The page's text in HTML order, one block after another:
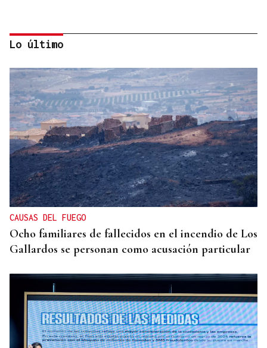
METÁSTASIS
El hijo de Joe Biden informa que el cáncer de su
padre “va más allá de los huesos”
Lo último
CAUSAS DEL FUEGO
Ocho familiares de fallecidos en el incendio de Los
Gallardos se personan como acusación particular